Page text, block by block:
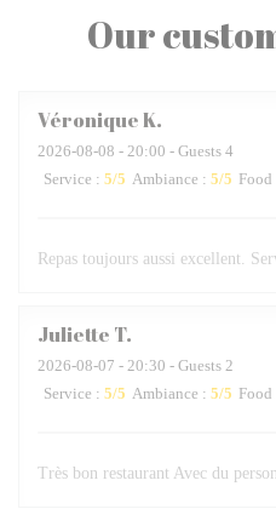
Our
VéroniqueK
2026-08-08 - 20:00 - Guests 4
Service : 5/5 Ambiance : 5/5 Food
Repas toujours aussi excellent.
Juliette T
2026-08-07 - 20:30 - Guests 2
Service : 5/5 Ambiance : 5/5 Food
Très bon restaurant Avec du